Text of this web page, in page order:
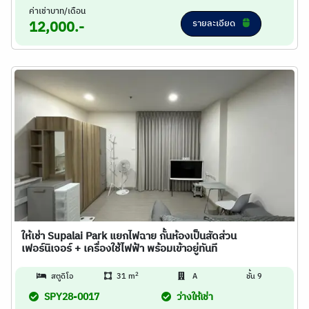
ค่าเช่าบาท/เดือน
12,000.- รายละเอียด
ให้เช่า Supalai Park แยกไฟฉาย กั้นห้องเป็นสัดส่วน
เฟอร์นิเจอร์ + เครื่องใช้ไฟฟ้า พร้อมเข้าอยู่ทันที
สตูดิโอ 31 m2 A ชั้น 9
SPY28-0017 ว่างให้เช่า